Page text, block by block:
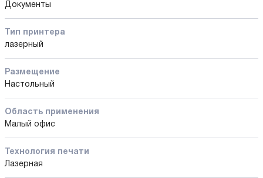
Документы
Тип принтера
лазерный
Размещение
Настольный
Область применения
Малый офис
Технология печати
Лазерная